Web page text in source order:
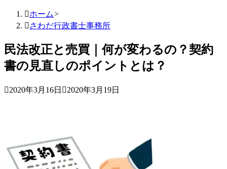
ホーム>
 さわだ行政書士事務所
民法改正と売買｜何が変わるの？契約
書の見直しのポイントとは？
2020年3月16日 2020年3月19日